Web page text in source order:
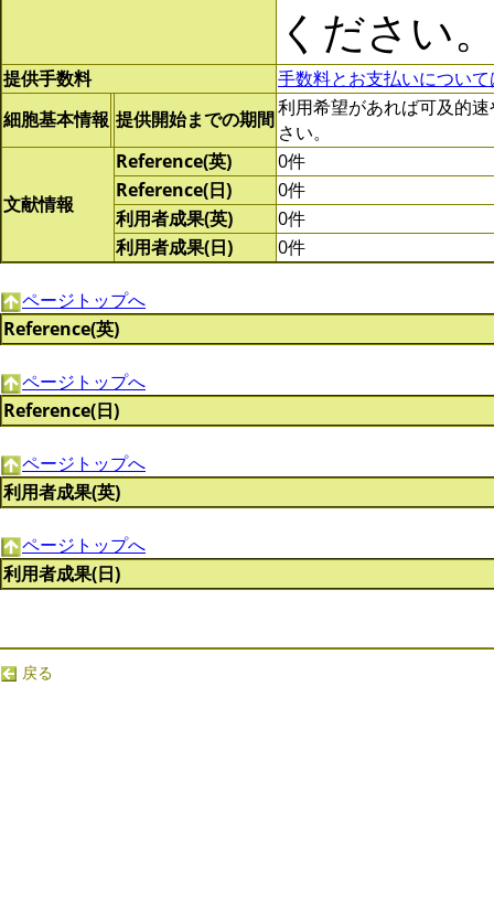
ください
提供手数料
手数料とお支払いについ
細胞基本情報 提供開始までの期間利用希望があれば可及的
さい。
文献情報
Reference(英)
0件
Reference(日)
0件
利用者成果(英)
0件
利用者成果(日)
0件
ページトップへ
Reference(英)
ページトップへ
Reference(日)
ページトップへ
利用者成果(英)
ページトップへ
利用者成果(日)
戻る